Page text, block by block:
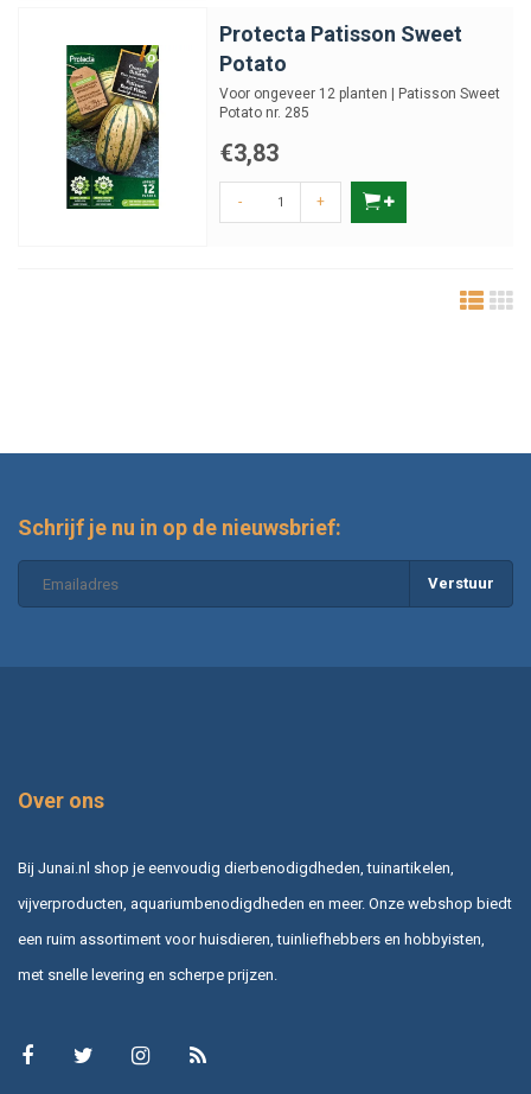
Protecta Patisson Sweet
Potato
Voor ongeveer 12 planten | Patisson Sweet
Potato nr. 285
€3,83
- +
Schrijf je nu in op de nieuwsbrief:
Verstuur
Over ons
Bij Junai.nl shop je eenvoudig dierbenodigdheden, tuinartikelen,
vijverproducten, aquariumbenodigdheden en meer. Onze webshop biedt
een ruim assortiment voor huisdieren, tuinliefhebbers en hobbyisten,
met snelle levering en scherpe prijzen.